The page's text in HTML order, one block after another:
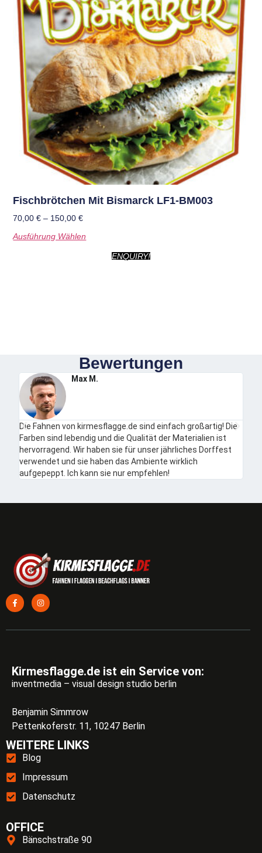
Fischbrötchen Mit Bismarck LF1-BM003
70,00€ – 150,00€
Ausführung Wählen
ENQUIRY!
Bewertungen
Max M.
Die Fahnen von kirmesflagge.de sind einfach großartig! Die
Farben sind lebendig und die Qualität der Materialien ist
hervorragend. Wir haben sie für unser jährliches Dorffest
verwendet und sie haben das Ambiente wirklich
aufgepeppt. Ich kann sie nur empfehlen!
Kirmesflagge.de ist ein Service von:
inventmedia – visual design studio berlin
Benjamin Simmrow
Pettenkoferstr. 11, 10247 Berlin
WEITERE LINKS
Blog
Impressum
Datenschutz
OFFICE
Bänschstraße 90